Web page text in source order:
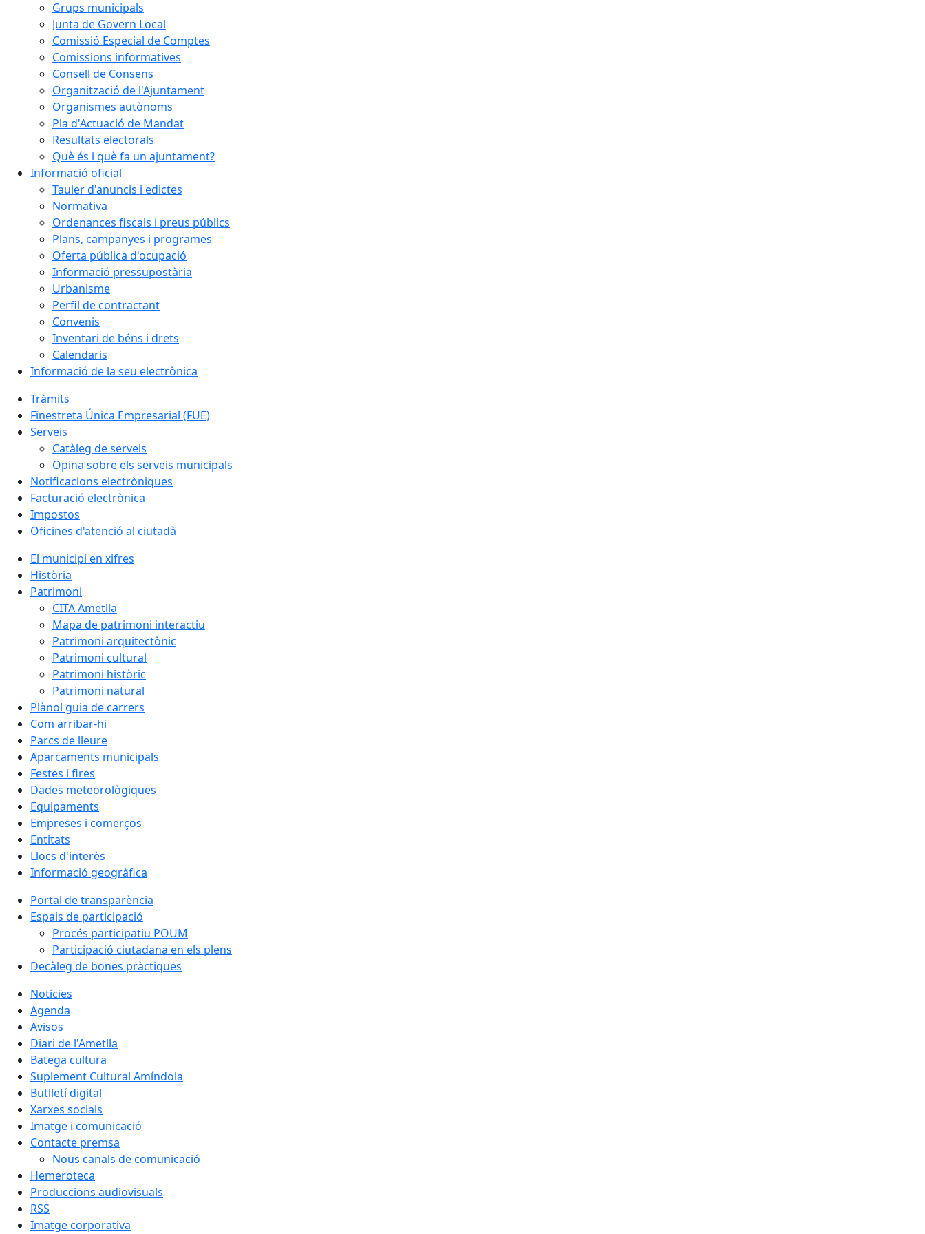
Grups municipals
Junta de Govern Local
Comissió Especial de Comptes
Comissions informatives
Consell de Consens
Organització de l'Ajuntament
Organismes autònoms
Pla d'Actuació de Mandat
Resultats electorals
Què és i què fa un ajuntament?
Informació oficial
Tauler d'anuncis i edictes
Normativa
Ordenances fiscals i preus públics
Plans, campanyes i programes
Oferta pública d'ocupació
Informació pressupostària
Urbanisme
Perfil de contractant
Convenis
Inventari de béns i drets
Calendaris
Informació de la seu electrònica
Tràmits
Finestreta Única Empresarial (FUE)
Serveis
Catàleg de serveis
Opina sobre els serveis municipals
Notificacions electròniques
Facturació electrònica
Impostos
Oficines d'atenció al ciutadà
El municipi en xifres
Història
Patrimoni
CITA Ametlla
Mapa de patrimoni interactiu
Patrimoni arquitectònic
Patrimoni cultural
Patrimoni històric
Patrimoni natural
Plànol guia de carrers
Com arribar-hi
Parcs de lleure
Aparcaments municipals
Festes i fires
Dades meteorològiques
Equipaments
Empreses i comerços
Entitats
Llocs d'interès
Informació geogràfica
Portal de transparència
Espais de participació
Procés participatiu POUM
Participació ciutadana en els plens
Decàleg de bones pràctiques
Notícies
Agenda
Avisos
Diari de l'Ametlla
Batega cultura
Suplement Cultural Amíndola
Butlletí digital
Xarxes socials
Imatge i comunicació
Contacte premsa
Nous canals de comunicació
Hemeroteca
Produccions audiovisuals
RSS
Imatge corporativa